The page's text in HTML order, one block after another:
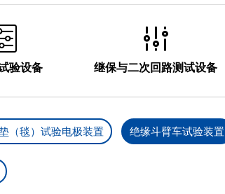
验设备

继保与二次回路测试设备
（毯）试验电极装置 绝缘斗臂车试验装置